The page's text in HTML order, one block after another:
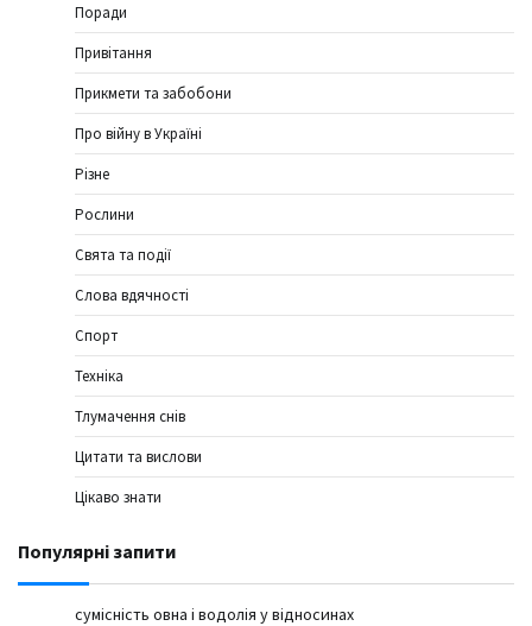
Поради
Привітання
Прикмети та забобони
Про війну в Україні
Різне
Рослини
Свята та події
Слова вдячності
Спорт
Техніка
Тлумачення снів
Цитати та вислови
Цікаво знати
Популярні запити
сумісність овна і водолія у відносинах